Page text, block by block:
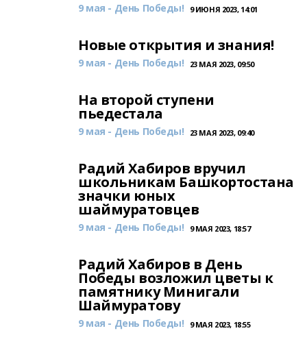
9 мая - День Победы! 9 ИЮНЯ 2023, 14:01
Новые открытия и знания!
9 мая - День Победы! 23 МАЯ 2023, 09:50
На второй ступени
пьедестала
9 мая - День Победы! 23 МАЯ 2023, 09:40
Радий Хабиров вручил
школьникам Башкортостана
значки юных
шаймуратовцев
9 мая - День Победы! 9 МАЯ 2023, 18:57
Радий Хабиров в День
Победы возложил цветы к
памятнику Минигали
Шаймуратову
9 мая - День Победы! 9 МАЯ 2023, 18:55